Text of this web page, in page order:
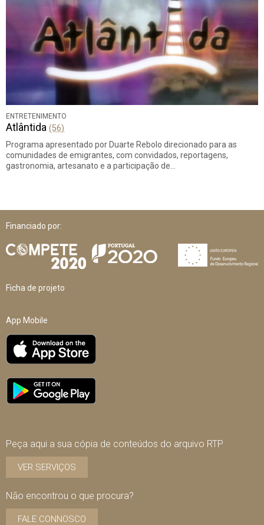
ENTRETENIMENTO
Atlântida (56)
Programa apresentado por Duarte Rebolo direcionado para as
comunidades de emigrantes, com convidados, reportagens,
gastronomia, artesanato e a participação de…
Financiado por:
Ficha de projeto
App Mobile
Peça aqui a sua cópia de conteúdos do arquivo RTP
VER SERVIÇOS
Não encontrou o que procura?
FALE CONNOSCO